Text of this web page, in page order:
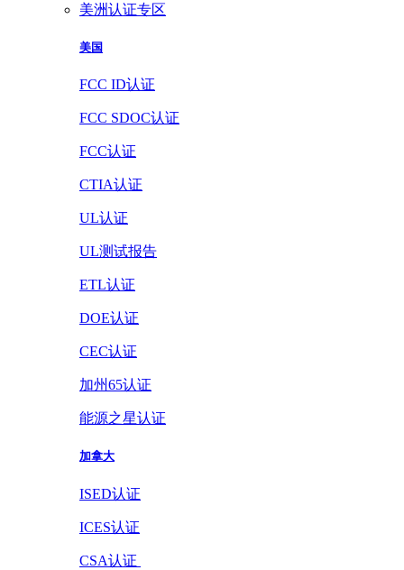
美洲认证专区
美国
FCC ID认证
FCC SDOC认证
FCC认证
CTIA认证
UL认证
UL测试报告
ETL认证
DOE认证
CEC认证
加州65认证
能源之星认证
加拿大
ISED认证
ICES认证
CSA认证